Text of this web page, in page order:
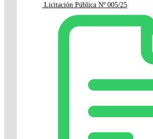
Licitación Pública Nº 005/25